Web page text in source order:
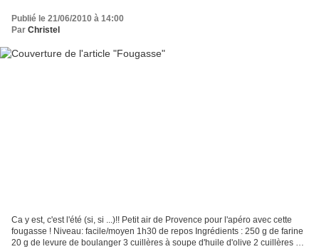
Publié le 21/06/2010 à 14:00
Par Christel
Ca y est, c'est l'été (si, si ...)!! Petit air de Provence pour l'apéro avec cette
fougasse ! Niveau: facile/moyen 1h30 de repos Ingrédients : 250 g de farine
20 g de levure de boulanger 3 cuillères à soupe d'huile d'olive 2 cuillères à